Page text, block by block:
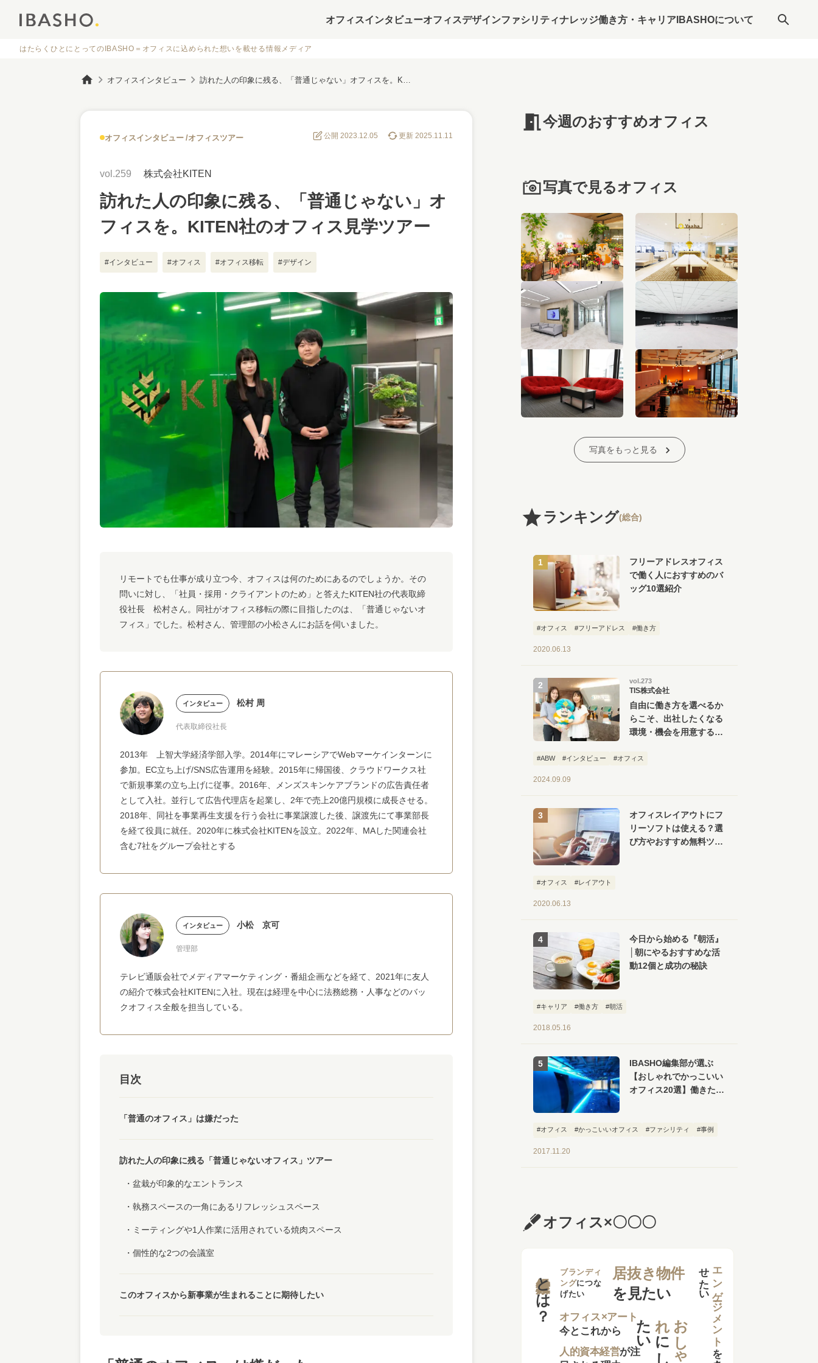
オフィスインタビューオフィスデザインファシリティナレッジ働き方・キャリア IBASHOについて
はたらくひとにとってのIBASHO＝オフィスに込められた想いを載せる情報メディア
オフィスインタビュー
オフィスインタビュー オフィスツアー 公開 2023.12.05 更新 2025.11.11
vol.259 株式会社KITEN
訪れた人の印象に残る、「普通じゃない」オ
フィスを。KITEN社のオフィス見学ツアー
#インタビュー #オフィス #オフィス移転 #デザイン
リモートでも仕事が成り立つ今、オフィスは何のためにあるのでしょうか。その
問いに対し、「社員・採用・クライアントのため」と答えたKITEN社の代表取締
役社長 松村さん。同社がオフィス移転の際に目指したのは、「普通じゃないオ
フィス」でした。松村さん、管理部の小松さんにお話を伺いました。
インタビュー 松村 周
代表取締役社長
2013年 上智大学経済学部入学。2014年にマレーシアでWebマーケインターンに
参加。EC立ち上げ/SNS広告運用を経験。2015年に帰国後、クラウドワークス社
で新規事業の立ち上げに従事。2016年、メンズスキンケアブランドの広告責任者
として入社。並行して広告代理店を起業し、2年で売上20億円規模に成長させる。
2018年、同社を事業再生支援を行う会社に事業譲渡した後、譲渡先にて事業部長
を経て役員に就任。2020年に株式会社KITENを設立。2022年、MAした関連会社
含む7社をグループ会社とする
インタビュー 小松 京可
管理部
テレビ通販会社でメディアマーケティング・番組企画などを経て、2021年に友人
の紹介で株式会社KITENに入社。現在は経理を中心に法務総務・人事などのバッ
クオフィス全般を担当している。
目次
「普通のオフィス」は嫌だった
訪れた人の印象に残る「普通じゃないオフィス」ツアー
盆栽が印象的なエントランス
執務スペースの一角にあるリフレッシュスペース
ミーティングや1人作業に活用されている焼肉スペース
個性的な2つの会議室
このオフィスから新事業が生まれることに期待したい
今週のおすすめオフィス
写真で見るオフィス
写真をもっと見る
ランキング(総合)
フリーアドレスオフィス
で働く人におすすめのバ
ッグ10選紹介
#オフィス #フリーアドレス #働き方
2020.06.13
vol.273
TIS株式会社
自由に働き方を選べるか
らこそ、出社したくなる
環境・機会を用意する。
ツアー
#ABW #インタビュー #オフィス
2024.09.09
オフィスレイアウトにフ
リーソフトは使える？選
び方やおすすめ無料ツー
#オフィス #レイアウト
2020.06.13
今日から始める『朝活』
│朝にやるおすすめな活
動12個と成功の秘訣
#キャリア #働き方 #朝活
2018.05.16
IBASHO編集部が選ぶ
【おしゃれでかっこいい
オフィス20選】働きたく
#オフィス #かっこいいオフィス #ファシリティ
#事例
2017.11.20
オフィス×〇〇〇
とは？
ブランディ
ングにつな
げたい
居抜き物件
を見たい
オフィス×アート
今とこれから
人的資本経営が注
お
し
ゃ
れ
に
し
た
い エンゲージメント
を
向上さ
せ
た
い